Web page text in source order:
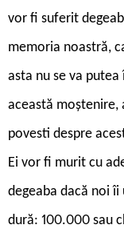
vor fi suferit
memoria noastră,
asta nu se va
această moştenire,
povesti despre
Ei vor fi murit cu
degeaba dacă noi
dură: 100.000 sau